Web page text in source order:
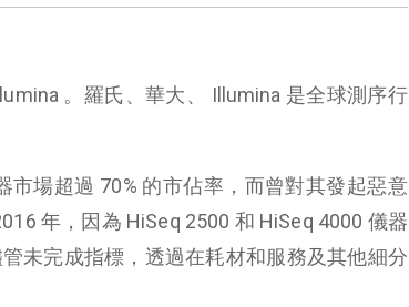
。羅氏、華大、 Illumina 是全球測序行
場超過 70% 的市佔率，而曾對其發起惡意
年，因為 HiSeq 2500 和 HiSeq 4000 儀器
未完成指標，透過在耗材和服務及其他細分